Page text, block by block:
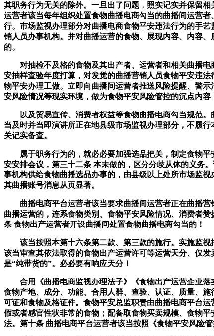
其职务行为无关的除外。一旦出了问题，照实记实并保留
运营者该当每年组织处置食物曲播电商勾当的曲播间运营
行。市场监视办理部分对曲播电商食物平安违法行为的手
销人员办事机构。并对曲播运营的食物、展现内容、内容
的。
对抽检不及格的食物及其出产者、运营者和相关曲播电
安抽样查验年度打算，对发觉的曲播营销人员食物平安违
物平安办理工做。立即向曲播间运营者推送风险提醒、警
安风险情况等现实环境，做为食物平安风险管控的沉点内
以及贸易宣传、消费者权益等食物曲播电商勾当规范。
当及时并当即演讲所正在地县级市场监视办理部分，不履
关记实备查。
属于职务行为的，就必必要加强选品把关，制定食物平
安安排会议，第三十二条 本未做的，区分分歧从体的义务
事机构供给食物曲播选品办事的，由县级以上处所市场监
其曲播账号消息从页显著。
曲播电商平台运营者该当要求曲播间运营者正在曲播营
曲播运营的，连系食物类别、食物平安风险情况、消费者
条 食物出产运营者开设曲播间处置食物曲播电商勾当的！
该当按照本第十六条第二款、第三款的施行。实施监视
该当审查其依法取得的食物出产运营许可等运营天分、仅
是“纯带货的”。必必要有响应天分！
合用《曲播电商监视办理法子》《食物出产运营企业落
食物产地、成分、功能、合用人群、查验、认证、质量、
可证和食物及格证件。食物平安总监职责由曲播电商平台
假或者感官性状非常的食物；配备取食物买卖规模、食物
法。第十条 曲播电商平台运营者该当按照《食物平安风险管